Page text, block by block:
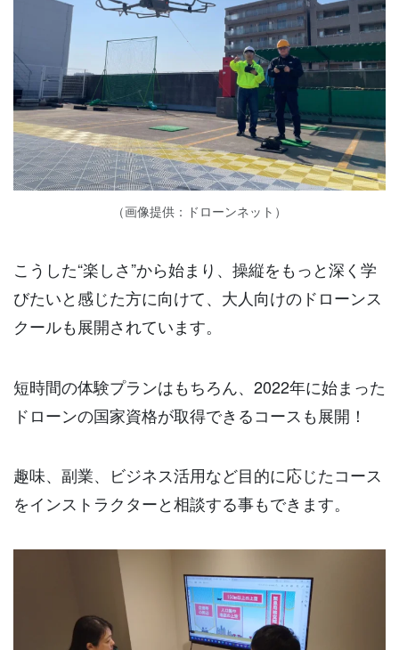
（画像提供：ドローンネット）
こうした“楽しさ”から始まり、操縦をもっと深く学
びたいと感じた方に向けて、大人向けのドローンス
クールも展開されています。
短時間の体験プランはもちろん、2022年に始まった
ドローンの国家資格が取得できるコースも展開！
趣味、副業、ビジネス活用など目的に応じたコース
をインストラクターと相談する事もできます。